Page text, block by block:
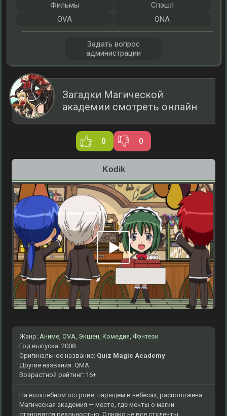
Загадки Магической
академии смотреть онлайн
0 0
Kodik
Жанр: Аниме, OVA, Экшен, Комедия, Фэнтези
Год выпуска: 2008
Оригинальное название: Quiz Magic Academy
Другие названия: QMA
Возрастной рейтинг: 16+
На волшебном острове, парящем в небесах, расположена
Магическая академия — место, где мечты о магии
становятся реальностью. Однако не все студенты
Фильмы
Спэшл
OVA
ONA
Задать вопрос
администрации